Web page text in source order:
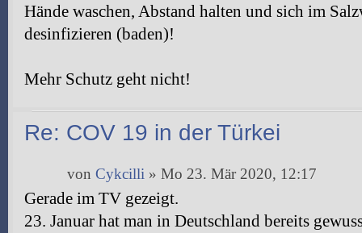
Hände waschen, Abstand halten und sich im
desinfizieren (baden)!
Mehr Schutz geht nicht!
Re: COV 19 in der Türkei
von Cykcilli » Mo 23. Mär 2020, 12:17
Gerade im TV gezeigt.
23. Januar hat man in Deutschland bereits